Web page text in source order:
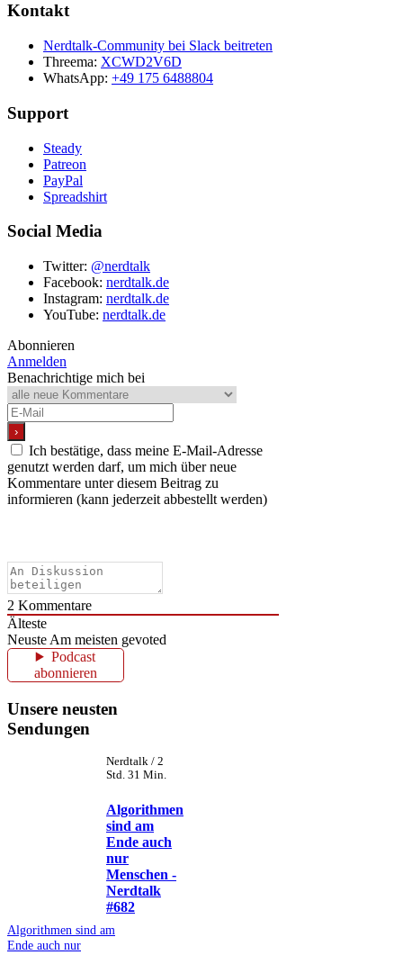
Kontakt
Nerdtalk-Community bei Slack beitreten
Threema: XCWD2V6D
WhatsApp: +49 175 6488804
Support
Steady
Patreon
PayPal
Spreadshirt
Social Media
Twitter: @nerdtalk
Facebook: nerdtalk.de
Instagram: nerdtalk.de
YouTube: nerdtalk.de
Abonnieren
Anmelden
Benachrichtige mich bei
Ich bestätige, dass meine E-Mail-Adresse
genutzt werden darf, um mich über neue
Kommentare unter diesem Beitrag zu
informieren (kann jederzeit abbestellt werden)
2 Kommentare
Älteste
Neuste Am meisten gevoted
Podcast
abonnieren
Unsere neusten
Sendungen
Nerdtalk / 2
Std. 31 Min.
Algorithmen
sind am
Ende auch
nur
Menschen -
Nerdtalk
#682
Algorithmen sind am
Ende auch nur